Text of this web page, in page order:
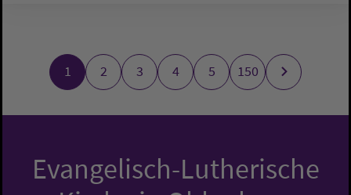
1 2 3 4 5 150
Evangelisch-Lutherische